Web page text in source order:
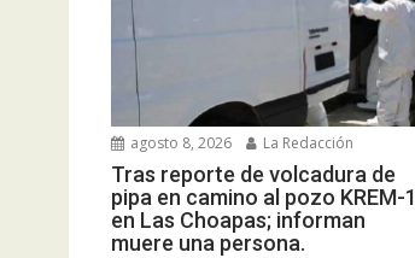
agosto 8, 2026 La Redacción
Tras reporte de volcadura de
pipa en camino al pozo KREM-1
en Las Choapas; informan
muere una persona.